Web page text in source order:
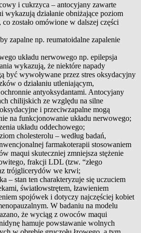
i cukrzyca – antocyjany zawarte
wykazują działanie obniżające poziom
zostało omówione w dalszej części
zapalne np. reumatoidalne zapalenie
układu nerwowego np. epilepsja
wykazują, że niektóre napady
być wywoływane przez stres oksydacyjny
o działaniu utleniającym,
antyoksydantami. Antocyjany
chilijskich ze względu na silne
i przeciwzapalne mogą
na funkcjonowanie układu nerwowego;
układu oddechowego;
cholesterolu – według badań,
farmakoterapii stosowaniem
maqui skuteczniej zmniejsza stężenie
frakcji LDL (tzw. “złego
trójglicerydów we krwi;
– stan ten charakteryzuje się uczuciem
światłowstrętem, łzawieniem
spojówek i dotyczy najczęściej kobiet
W badaniu na modelu
że wyciąg z owoców maqui
hamuje powstawanie wolnych